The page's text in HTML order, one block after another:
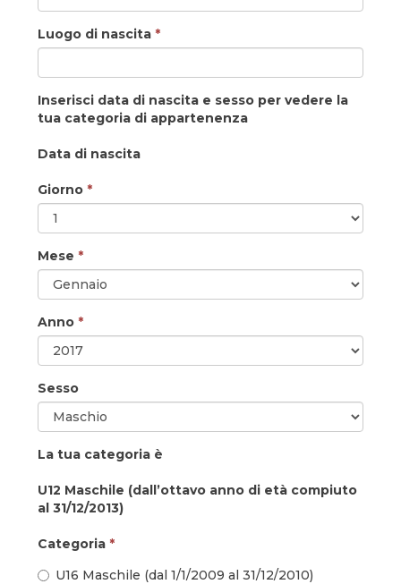
Luogo di nascita *
Inserisci data di nascita e sesso per vedere la
tua categoria di appartenenza
Data di nascita
Giorno *
Mese *
Anno *
Sesso
La tua categoria è
U12 Maschile (dall’ottavo anno di età compiuto
al 31/12/2013)
Categoria *
U16 Maschile (dal 1/1/2009 al 31/12/2010)